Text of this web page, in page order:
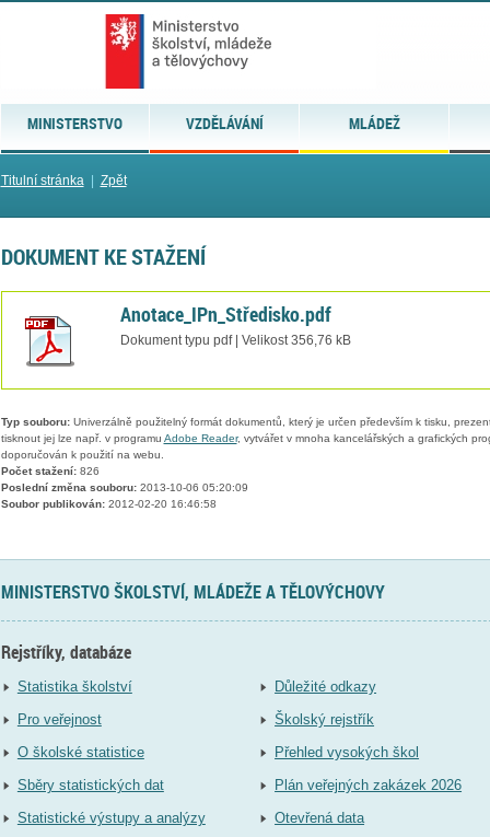
MINISTERSTVO VZDĚLÁVÁNÍ MLÁDEŽ
Titulní stránka| Zpět
DOKUMENT KE STAŽENÍ
Anotace_IPn_Středisko.pdf
Dokument typu pdf | Velikost 356,76 kB
Typ souboru:Univerzálně použitelný formát dokumentů, který je určen především k tisku,
tisknout jej lze např. v programu Adobe Reader, vytvářet v mnoha kancelářských a grafických
doporučován k použití na webu.
Počet stažení:826
Poslední změna souboru:2013-10-06 05:20:09
Soubor publikován:2012-02-20 16:46:58
MINISTERSTVO ŠKOLSTVÍ, MLÁDEŽE A TĚLOVÝCHOVY
Rejstříky, databáze
Statistika školství
Pro veřejnost
O školské statistice
Sběry statistických dat
Statistické výstupy a analýzy
Důležité odkazy
Školský rejstřík
Přehled vysokých škol
Plán veřejných zakázek 2026
Otevřená data